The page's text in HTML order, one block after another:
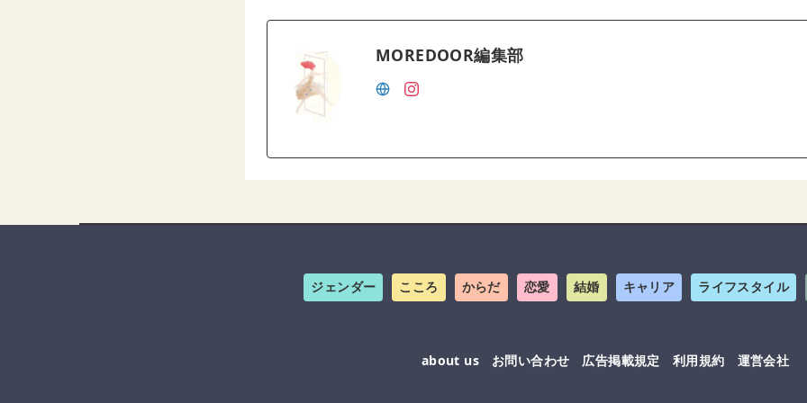
MOREDOOR編集部
ジェンダー こころ からだ 恋愛 結婚 キャリア ライフスタイル
about us お問い合わせ 広告掲載規定 利用規約 運営会社